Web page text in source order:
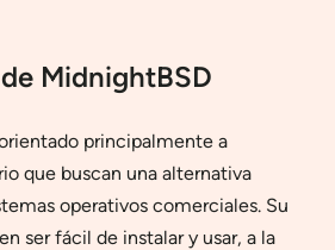
MidnightBSD
principalmente a
que buscan una alternativa
operativos comerciales. Su
ser fácil de instalar y usar, a la